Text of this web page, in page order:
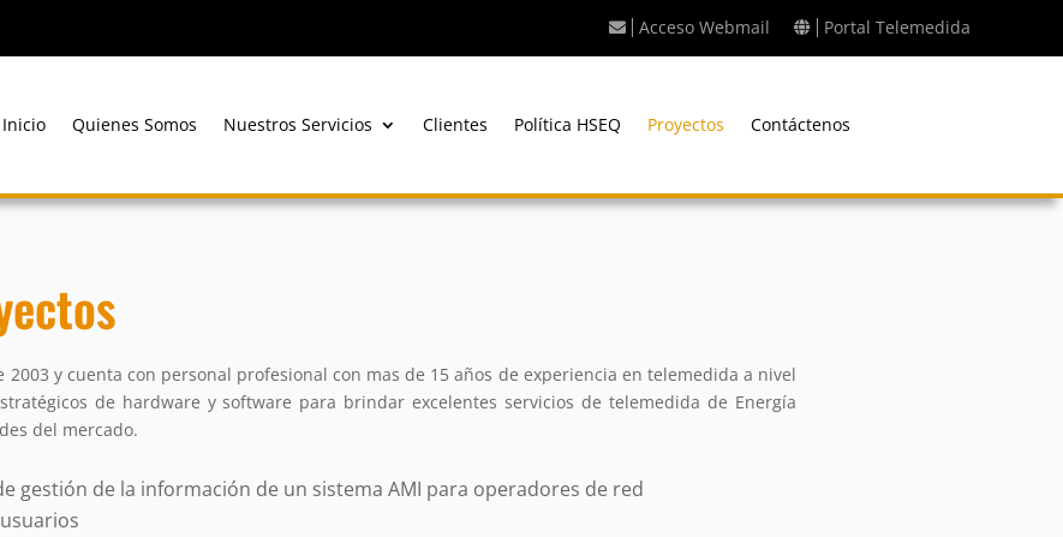
Acceso Webmail Portal Telemedida
Inicio Quienes Somos Nuestros Servicios Clientes Política HSEQ Proyectos Contáctenos
2003 y cuenta con personal profesional con mas de 15 años de experiencia en telemedida a nivel
de hardware y software para brindar excelentes servicios de telemedida de Energía
del mercado.
gestión de la información de un sistema AMI para operadores de red